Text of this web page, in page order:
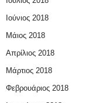
Ιούνιος 2018
Μάιος 2018
Απρίλιος 2018
Μάρτιος 2018
Φεβρουάριος 2018